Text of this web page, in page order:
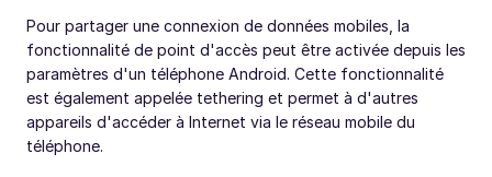
Pour partager une connexion de données mobiles, la
fonctionnalité de point d'accès peut être activée depuis les
paramètres d'un téléphone Android. Cette fonctionnalité
est également appelée tethering et permet à d'autres
appareils d'accéder à Internet via le réseau mobile du
téléphone.